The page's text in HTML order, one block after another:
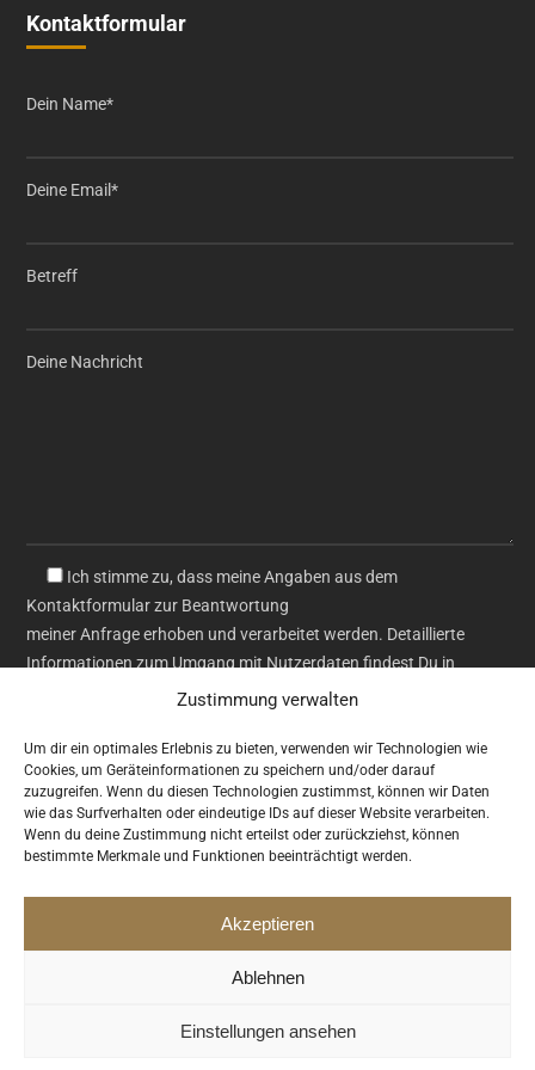
Zustimmung verwalten
Um dir ein optimales Erlebnis zu bieten, verwenden wir Technologien wie
Cookies, um Geräteinformationen zu speichern und/oder darauf
zuzugreifen. Wenn du diesen Technologien zustimmst, können wir Daten
wie das Surfverhalten oder eindeutige IDs auf dieser Website verarbeiten.
Wenn du deine Zustimmung nicht erteilst oder zurückziehst, können
bestimmte Merkmale und Funktionen beeinträchtigt werden.
Akzeptieren
Ablehnen
Einstellungen ansehen
Kontaktformular
Dein Name*
Deine Email*
Betreff
Deine Nachricht
Ich stimme zu, dass meine Angaben aus dem
Kontaktformular zur Beantwortung
meiner Anfrage erhoben und verarbeitet werden. Detaillierte
Informationen zum Umgang mit Nutzerdaten findest Du in
Datenschutzerklärung.*
*Pflichtfeld
Copyright © 2014 SmartCo Theme. Designed by
Datenschutz